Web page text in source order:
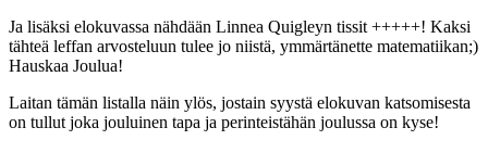
Ja lisäksi elokuvassa nähdään Linnea Quigleyn tissit +++++! Kaksi
tähteä leffan arvosteluun tulee jo niistä, ymmärtänette matematiikan;)
Hauskaa Joulua!
Laitan tämän listalla näin ylös, jostain syystä elokuvan katsomisesta
on tullut joka jouluinen tapa ja perinteistähän joulussa on kyse!